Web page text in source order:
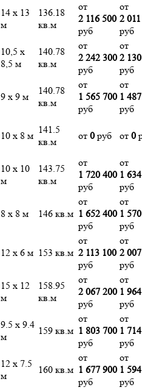
14 х 13
м
136.18
кв.м
от
2 116 500
руб
от
2
руб
10,5 х
8,5 м
140.78
кв.м
от
2 242 300
руб
от
2
руб
9 х 9 м
140.78
кв.м
от
1 565 700
руб
от
1
руб
10 х 8 м
141.5
кв.м
от 0 руб от 0
10 х 10
м
143.75
кв.м
от
1 720 400
руб
от
1
руб
8 х 8 м 146 кв.м
от
1 652 400
руб
от
1
руб
12 х 6 м 153 кв.м
от
2 113 100
руб
от
2
руб
15 х 12
м
158.95
кв.м
от
2 067 200
руб
от
1
руб
9.5 х 9.4
м
159 кв.м
от
1 803 700
руб
от
1
руб
12 х 7.5
м
160 кв.м
от
1 677 900
руб
от
1
руб